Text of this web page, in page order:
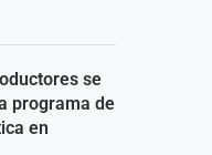
se
programa de
en